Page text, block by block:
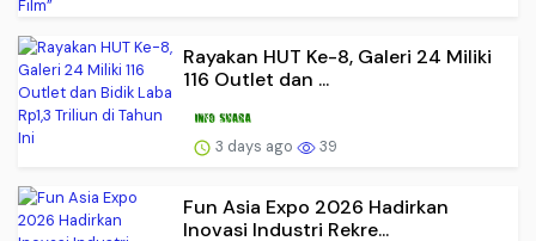
Rayakan HUT Ke-8, Galeri 24 Miliki
116 Outlet dan ...
3 days ago 39
Fun Asia Expo 2026 Hadirkan
Inovasi Industri Rekre...